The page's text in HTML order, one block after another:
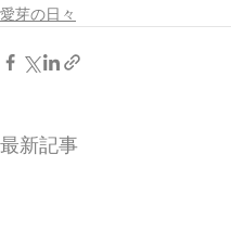
愛芽の日々
最新記事